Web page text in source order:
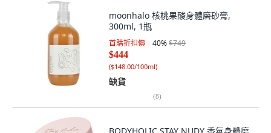
moonhalo 核桃果酸身體磨砂膏,
300ml, 1瓶
首購折扣價 40%$749
$444
($148.00/100ml)
缺貨
(8)